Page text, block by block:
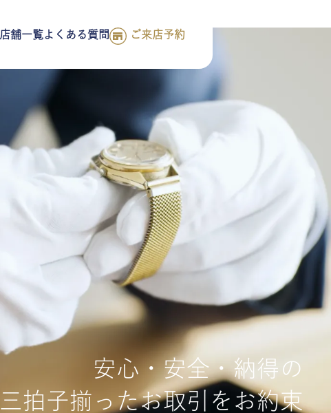
店舗一覧よくある質問 ご来店予約
安心・安全・納得の
三拍子揃ったお取引をお約束